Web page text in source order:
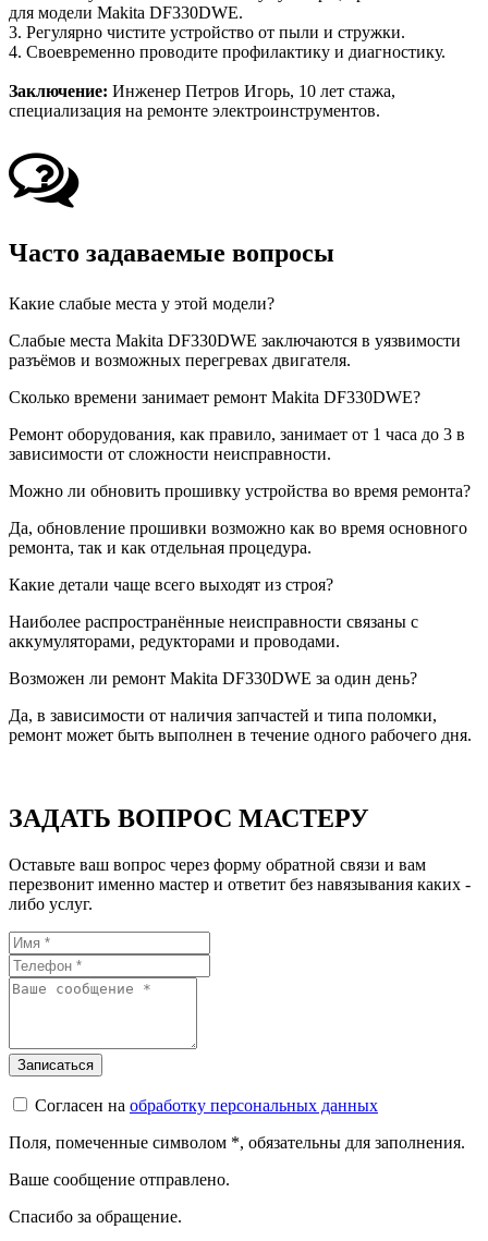
для модели Makita DF330DWE.
3. Регулярно чистите устройство от пыли и стружки.
4. Своевременно проводите профилактику и диагностику.
Заключение: Инженер Петров Игорь, 10 лет стажа,
специализация на ремонте электроинструментов.
Часто задаваемые вопросы
Какие слабые места у этой модели?
Слабые места Makita DF330DWE заключаются в уязвимости
разъёмов и возможных перегревах двигателя.
Сколько времени занимает ремонт Makita DF330DWE?
Ремонт оборудования, как правило, занимает от 1 часа до 3 в
зависимости от сложности неисправности.
Можно ли обновить прошивку устройства во время ремонта?
Да, обновление прошивки возможно как во время основного
ремонта, так и как отдельная процедура.
Какие детали чаще всего выходят из строя?
Наиболее распространённые неисправности связаны с
аккумуляторами, редукторами и проводами.
Возможен ли ремонт Makita DF330DWE за один день?
Да, в зависимости от наличия запчастей и типа поломки,
ремонт может быть выполнен в течение одного рабочего дня.
ЗАДАТЬ ВОПРОС МАСТЕРУ
Оставьте ваш вопрос через форму обратной связи и вам
перезвонит именно мастер и ответит без навязывания каких -
либо услуг.
Согласен на обработку персональных данных
Поля, помеченные символом *, обязательны для заполнения.
Ваше сообщение отправлено.
Спасибо за обращение.